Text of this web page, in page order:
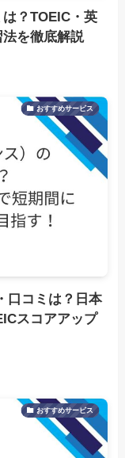
？TOEIC・英
を徹底解説
おすすめサービス
口コミは？日本
スコアアップ
おすすめサービス